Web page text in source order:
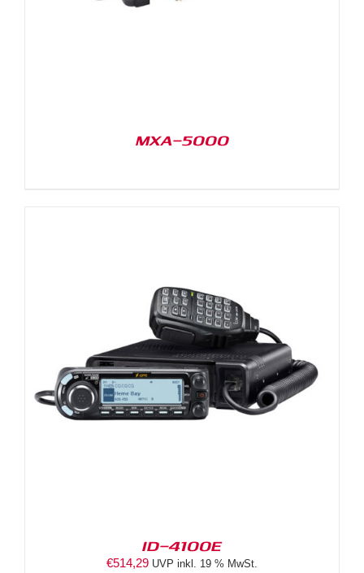
MXA-5000
ID-4100E
€514,29 UVP inkl. 19 % MwSt.